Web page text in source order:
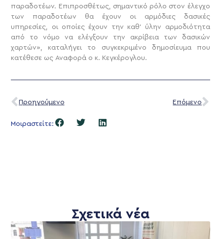
παραδοτέων. Επιπροσθέτως, σημαντικό ρόλο στον έλεγχο
των παραδοτέων θα έχουν οι αρμόδιες δασικές
υπηρεσίες, οι οποίες έχουν την καθ’ ύλην αρμοδιότητα
από το νόμο να ελέγξουν την ακρίβεια των δασικών
χαρτών», καταλήγει το συγκεκριμένο δημοσίευμα που
κατέθεσε ως Αναφορά ο κ. Κεγκέρογλου.
Προηγούμενο Επόμενο
Μοιραστείτε:
Σχετικά νέα